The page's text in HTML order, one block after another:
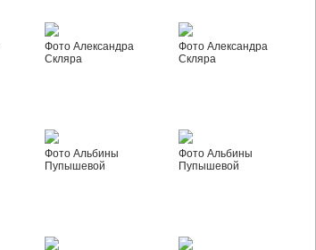
Фото Александра
Скляра
Фото Александра
Скляра
Фото Альбины
Пупышевой
Фото Альбины
Пупышевой